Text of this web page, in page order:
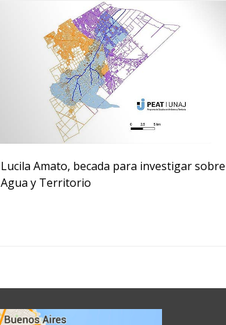
Lucila Amato, becada para investigar sobre
Agua y Territorio